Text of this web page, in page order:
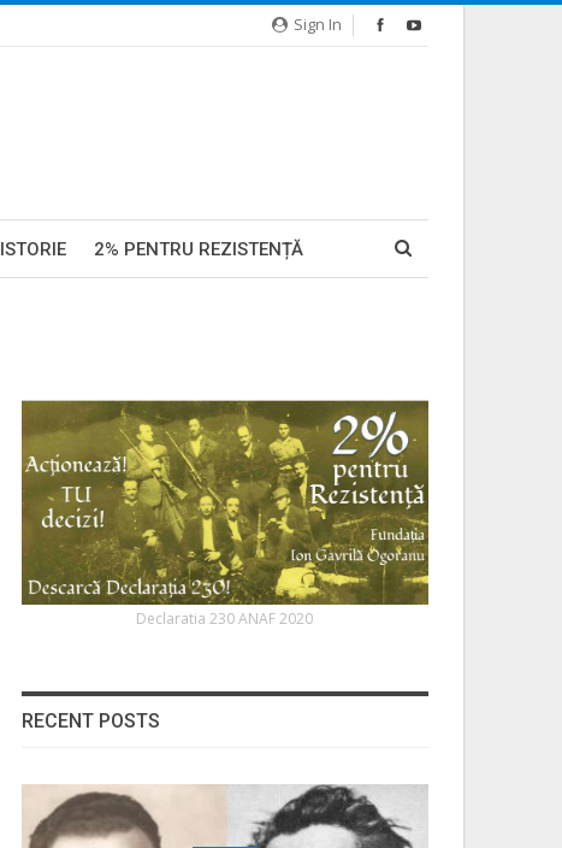
Sign In
ISTORIE 2% PENTRU REZISTENȚĂ
Declaratia 230 ANAF 2020
RECENT POSTS